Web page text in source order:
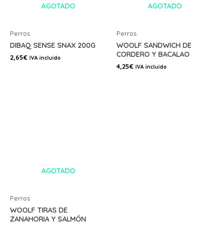
AGOTADO
Perros
DIBAQ SENSE SNAX 200G
2,65€ IVA incluido
AGOTADO
Perros
WOOLF SANDWICH DE
CORDERO Y BACALAO
4,25€ IVA incluido
AGOTADO
Perros
WOOLF TIRAS DE
ZANAHORIA Y SALMÓN